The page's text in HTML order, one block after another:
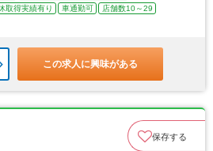
取得実績有り 車通勤可
店舗数10～29
この求人に興味がある
保存する